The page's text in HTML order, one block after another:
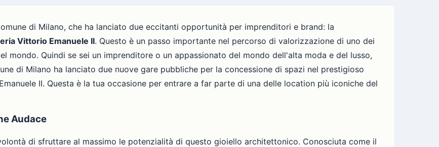
di Milano, che ha lanciato due eccitanti opportunità per imprenditori e brand: la
Vittorio Emanuele II. Questo è un passo importante nel percorso di valorizzazione di uno dei
mondo. Quindi se sei un imprenditore o un appassionato del mondo dell'alta moda e del lusso,
di Milano ha lanciato due nuove gare pubbliche per la concessione di spazi nel prestigioso
II. Questa è la tua occasione per entrare a far parte di una delle location più iconiche del
Audace
di sfruttare al massimo le potenzialità di questo gioiello architettonico. Conosciuta come il